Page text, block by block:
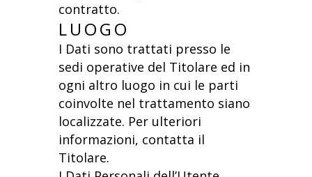
contratto.
LUOGO
I Dati sono trattati presso le
sedi operative del Titolare ed in
ogni altro luogo in cui le parti
coinvolte nel trattamento siano
localizzate. Per ulteriori
informazioni, contatta il
Titolare.